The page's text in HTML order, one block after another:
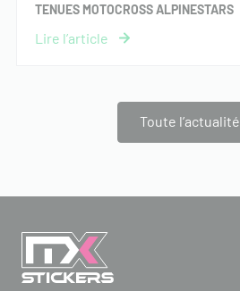
TENUES MOTOCROSS ALPINESTARS
Toute l’actualité